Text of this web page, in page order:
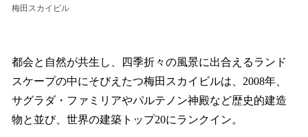
梅田スカイビル
都会と自然が共生し、四季折々の風景に出合えるランド
スケープの中にそびえたつ梅田スカイビルは、2008年、
サグラダ・ファミリアやパルテノン神殿など歴史的建造
物と並び、世界の建築トップ20にランクイン。